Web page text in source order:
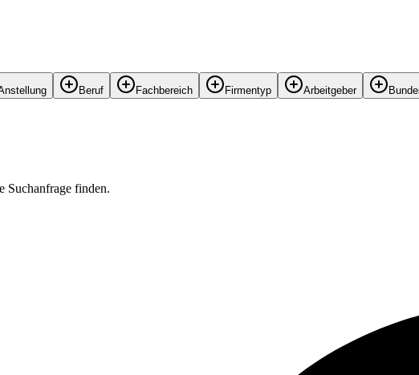
Beruf Fachbereich Firmentyp Arbeitgeber
Suchanfrage finden.